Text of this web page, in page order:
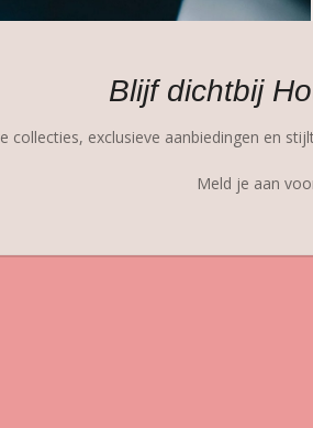
Blijf dichtbij
collecties, exclusieve aanbiedingen en
Meld je aan